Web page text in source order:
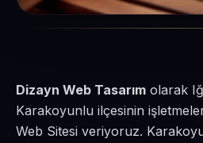
Dizayn Web Tasarım olarak
Karakoyunlu ilçesinin
Web Sitesi veriyoruz.